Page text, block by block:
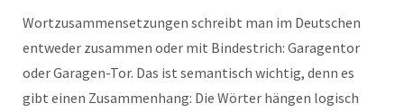
Wortzusammensetzungen schreibt man im Deutschen
entweder zusammen oder mit Bindestrich: Garagentor
oder Garagen-Tor. Das ist semantisch wichtig, denn es
gibt einen Zusammenhang: Die Wörter hängen logisch